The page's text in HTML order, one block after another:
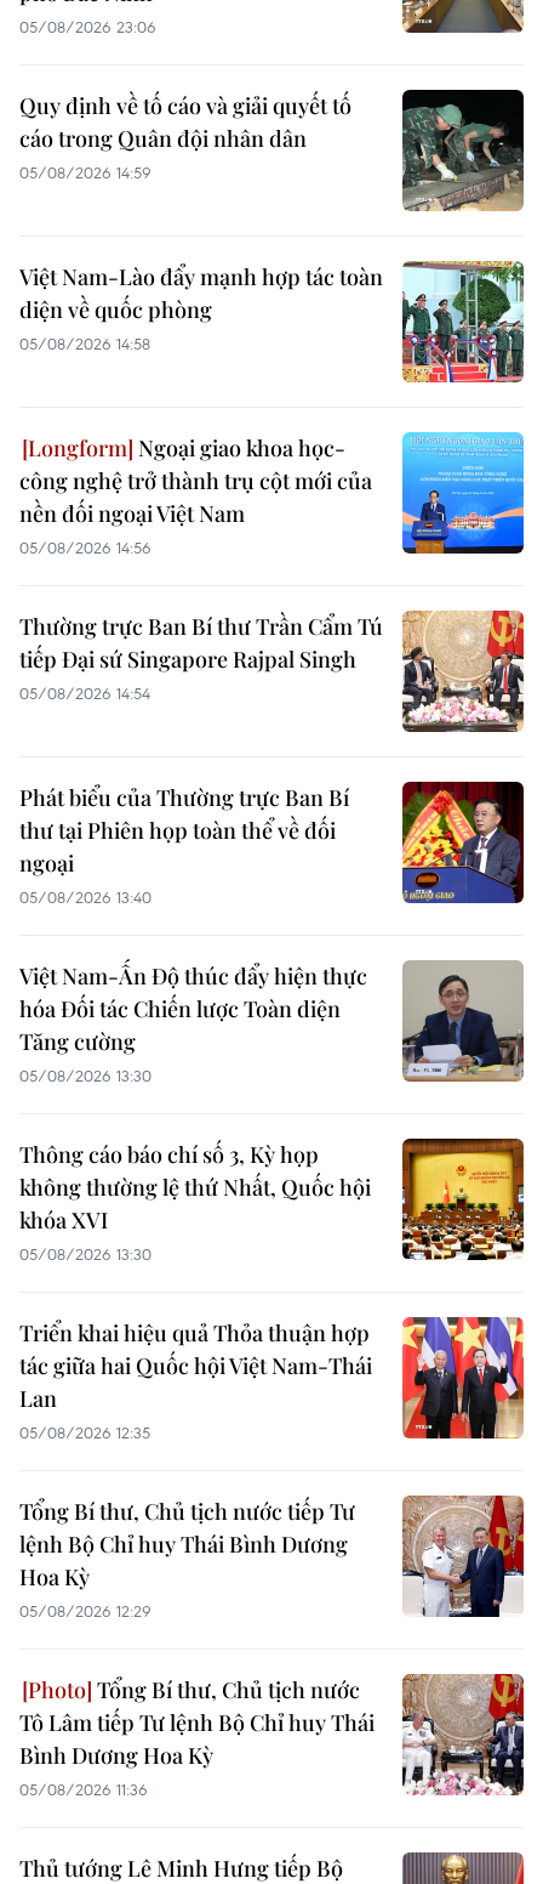
05/08/2026 23:06
Quy định về tố cáo và giải quyết tố
cáo trong Quân đội nhân dân
05/08/2026 14:59
Việt Nam-Lào đẩy mạnh hợp tác toàn
diện về quốc phòng
05/08/2026 14:58
Ngoại giao khoa học-
công nghệ trở thành trụ cột mới của
nền đối ngoại Việt Nam
05/08/2026 14:56
Thường trực Ban Bí thư Trần Cẩm Tú
tiếp Đại sứ Singapore Rajpal Singh
05/08/2026 14:54
Phát biểu của Thường trực Ban Bí
thư tại Phiên họp toàn thể về đối
ngoại
05/08/2026 13:40
Việt Nam-Ấn Độ thúc đẩy hiện thực
hóa Đối tác Chiến lược Toàn diện
Tăng cường
05/08/2026 13:30
Thông cáo báo chí số 3, Kỳ họp
không thường lệ thứ Nhất, Quốc hội
khóa XVI
05/08/2026 13:30
Triển khai hiệu quả Thỏa thuận hợp
tác giữa hai Quốc hội Việt Nam-Thái
Lan
05/08/2026 12:35
Tổng Bí thư, Chủ tịch nước tiếp Tư
lệnh Bộ Chỉ huy Thái Bình Dương
Hoa Kỳ
05/08/2026 12:29
Tổng Bí thư, Chủ tịch nước
Tô Lâm tiếp Tư lệnh Bộ Chỉ huy Thái
Bình Dương Hoa Kỳ
05/08/2026 11:36
Thủ tướng Lê Minh Hưng tiếp Bộ